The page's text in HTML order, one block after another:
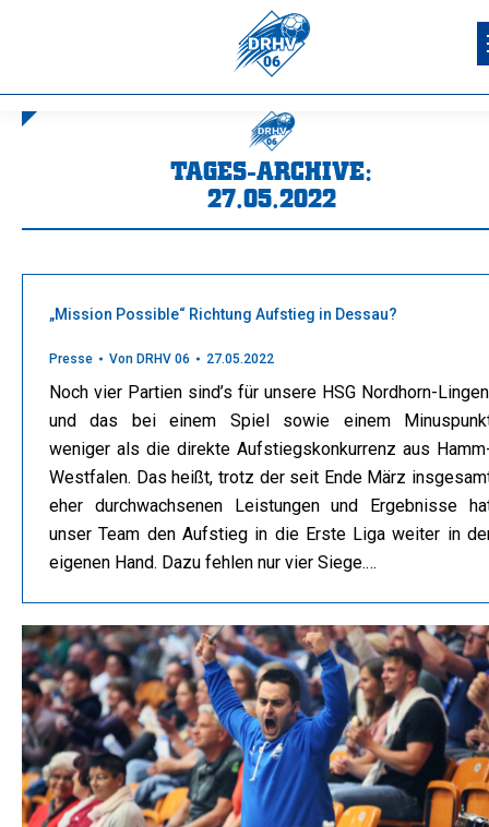
TAGES-ARCHIVE:
27.05.2022
„Mission Possible“ Richtung Aufstieg in Dessau?
Presse Von DRHV 06 27.05.2022
Noch vier Partien sind’s für unsere HSG Nordhorn-
und das bei einem Spiel sowie einem
weniger als die direkte Aufstiegskonkurrenz aus
Westfalen. Das heißt, trotz der seit Ende März
eher durchwachsenen Leistungen und Ergebnisse
unser Team den Aufstieg in die Erste Liga weiter in
eigenen Hand. Dazu fehlen nur vier Siege.…